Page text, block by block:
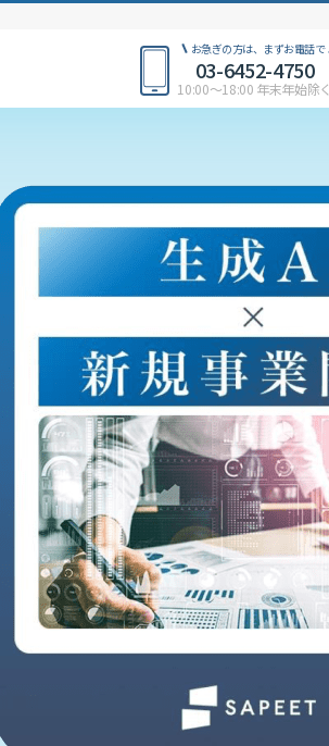
お急ぎの方は、まずお電話で
03-6452-4750
10:00〜18:00 年末年始除く